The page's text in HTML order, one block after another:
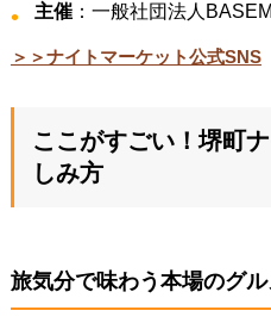
主催：一般社団法人
＞＞ナイトマーケット公式SNS
ここがすごい！堺町
しみ方
旅気分で味わう本場のグル